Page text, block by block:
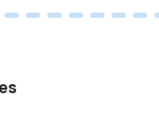
o produto passa